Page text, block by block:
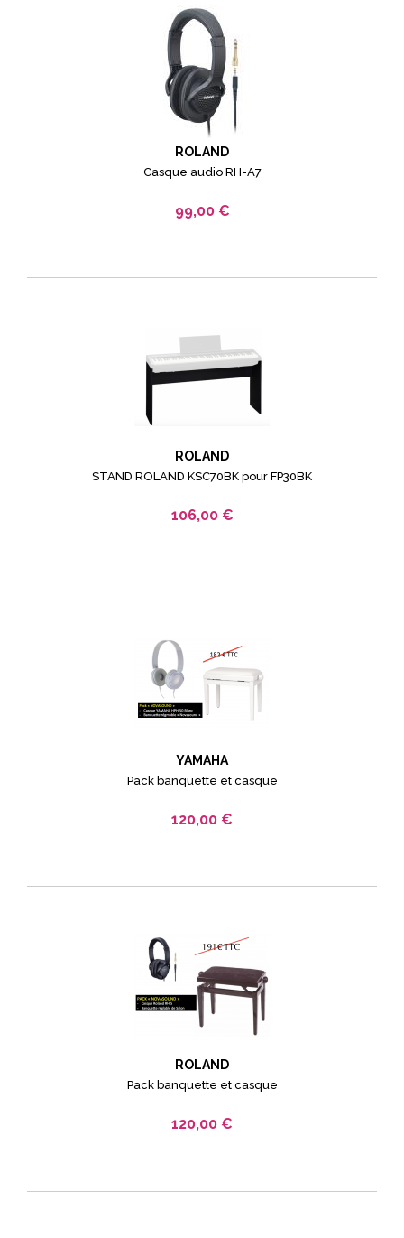
ROLAND
Casque audio RH-A7
99,00 €
ROLAND
STAND ROLAND KSC70BK pour FP30BK
106,00 €
YAMAHA
Pack banquette et casque
120,00 €
ROLAND
Pack banquette et casque
120,00 €